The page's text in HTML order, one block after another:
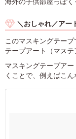
海外の子供部屋っぽ
＼おしゃれ／アー
このマスキングテー
テープアート（マステ
マスキングテープア
くことで、例えばこ